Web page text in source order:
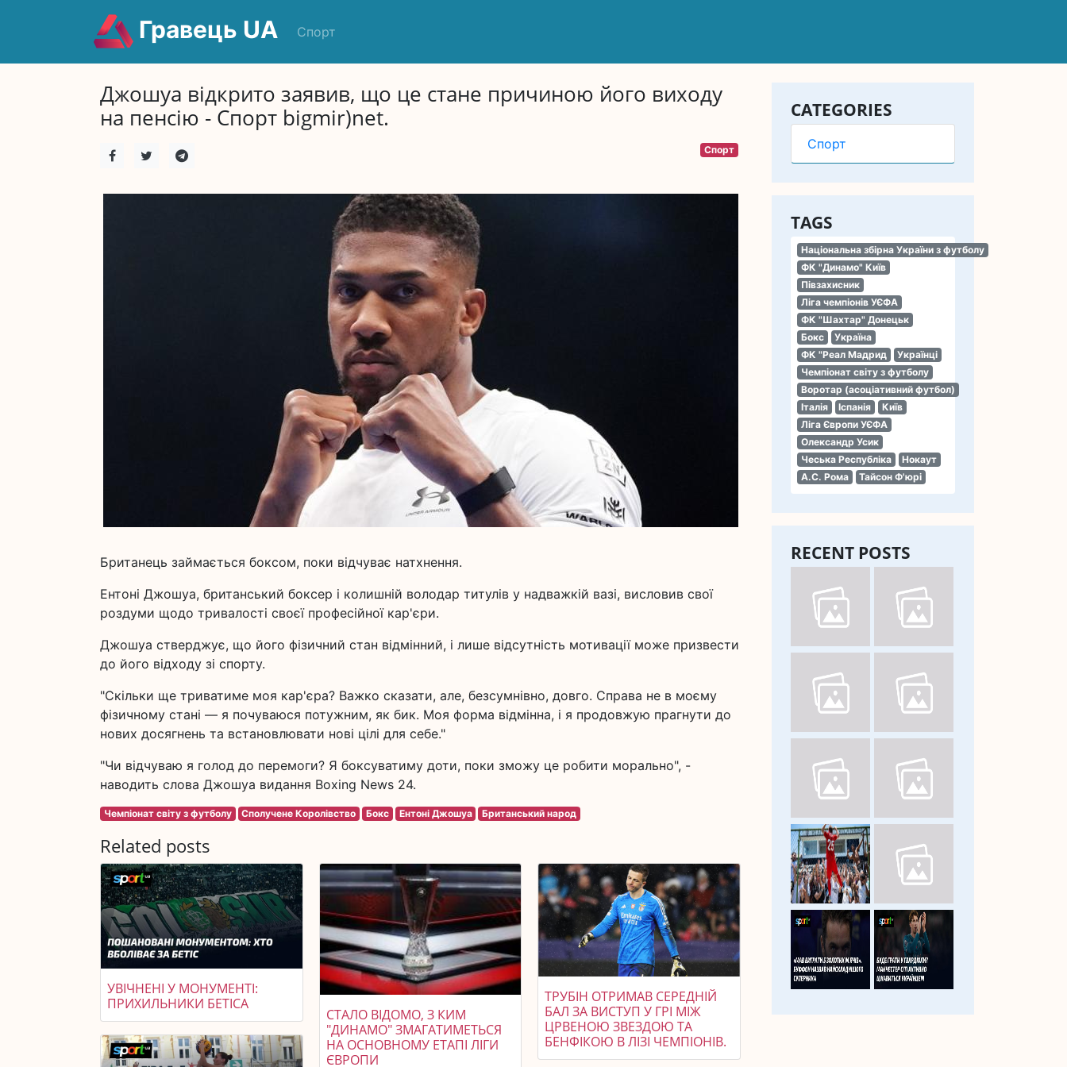
Гравець UA Спорт
CATEGORIES
Спорт
TAGS
Національна збірна України з футболу
ФК "Динамо" Київ
Півзахисник
Ліга чемпіонів УЄФА
ФК "Шахтар" Донецьк
Бокс
Україна
ФК "Реал Мадрид
Українці
Чемпіонат світу з футболу
Воротар (асоціативний футбол)
Італія
Іспанія
Київ
Ліга Європи УЄФА
Олександр Усик
Чеська Республіка
Нокаут
А.С. Рома
Тайсон Ф'юрі
RECENT POSTS
Джошуа відкрито заявив, що це стане причиною його виходу
на пенсію - Спорт bigmir)net.
Спорт
Британець займається боксом, поки відчуває натхнення.
Ентоні Джошуа, британський боксер і колишній володар титулів у надважкій вазі, висловив свої
роздуми щодо тривалості своєї професійної кар'єри.
Джошуа стверджує, що його фізичний стан відмінний, і лише відсутність мотивації може призвести
до його відходу зі спорту.
"Скільки ще триватиме моя кар'єра? Важко сказати, але, безсумнівно, довго. Справа не в моєму
фізичному стані — я почуваюся потужним, як бик. Моя форма відмінна, і я продовжую прагнути до
нових досягнень та встановлювати нові цілі для себе."
"Чи відчуваю я голод до перемоги? Я боксуватиму доти, поки зможу це робити морально", -
наводить слова Джошуа видання Boxing News 24.
Чемпіонат світу з футболу Сполучене Королівство Бокс Ентоні Джошуа Британський народ
Related posts
УВІЧНЕНІ У МОНУМЕНТІ:
ПРИХИЛЬНИКИ БЕТІСА
СТАЛО ВІДОМО, З КИМ
"ДИНАМО" ЗМАГАТИМЕТЬСЯ
НА ОСНОВНОМУ ЕТАПІ ЛІГИ
ЄВРОПИ
ТРУБІН ОТРИМАВ СЕРЕДНІЙ
БАЛ ЗА ВИСТУП У ГРІ МІЖ
ЦРВЕНОЮ ЗВЕЗДОЮ ТА
БЕНФІКОЮ В ЛІЗІ ЧЕМПІОНІВ.